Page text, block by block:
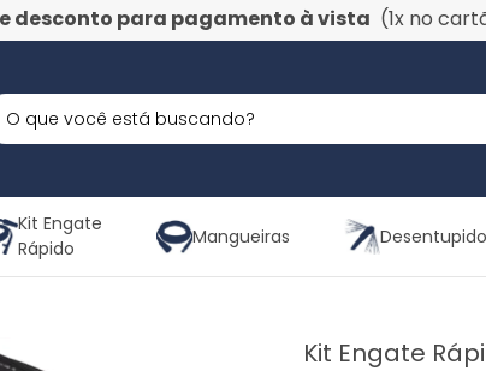
desconto para pagamento à vista (1x no
Kit Engate
Rápido
Mangueiras
Kit Engate